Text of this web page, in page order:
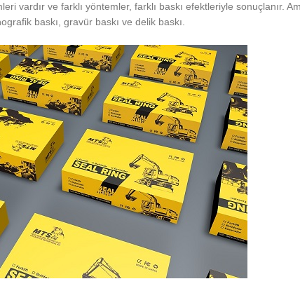
vardır ve farklı yöntemler, farklı baskı efektleriyle sonuçlanır.
baskı, gravür baskı ve delik baskı.